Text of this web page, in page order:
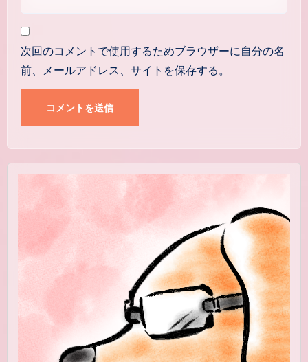
次回のコメントで使用するためブラウザーに自分の名
前、メールアドレス、サイトを保存する。